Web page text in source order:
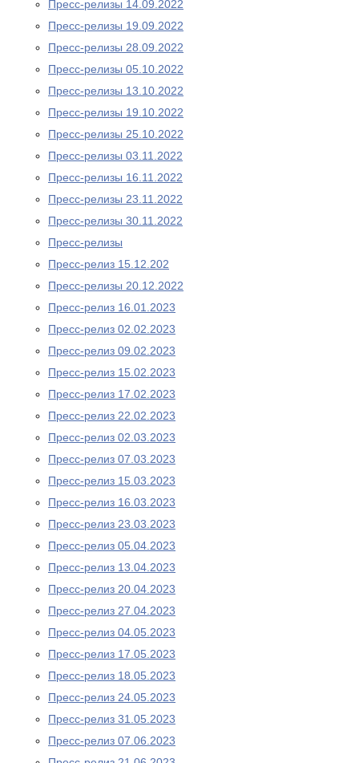
Пресс-релизы 14.09.2022
Пресс-релизы 19.09.2022
Пресс-релизы 28.09.2022
Пресс-релизы 05.10.2022
Пресс-релизы 13.10.2022
Пресс-релизы 19.10.2022
Пресс-релизы 25.10.2022
Пресс-релизы 03.11.2022
Пресс-релизы 16.11.2022
Пресс-релизы 23.11.2022
Пресс-релизы 30.11.2022
Пресс-релизы
Пресс-релиз 15.12.202
Пресс-релизы 20.12.2022
Пресс-релиз 16.01.2023
Пресс-релиз 02.02.2023
Пресс-релиз 09.02.2023
Пресс-релиз 15.02.2023
Пресс-релиз 17.02.2023
Пресс-релиз 22.02.2023
Пресс-релиз 02.03.2023
Пресс-релиз 07.03.2023
Пресс-релиз 15.03.2023
Пресс-релиз 16.03.2023
Пресс-релиз 23.03.2023
Пресс-релиз 05.04.2023
Пресс-релиз 13.04.2023
Пресс-релиз 20.04.2023
Пресс-релиз 27.04.2023
Пресс-релиз 04.05.2023
Пресс-релиз 17.05.2023
Пресс-релиз 18.05.2023
Пресс-релиз 24.05.2023
Пресс-релиз 31.05.2023
Пресс-релиз 07.06.2023